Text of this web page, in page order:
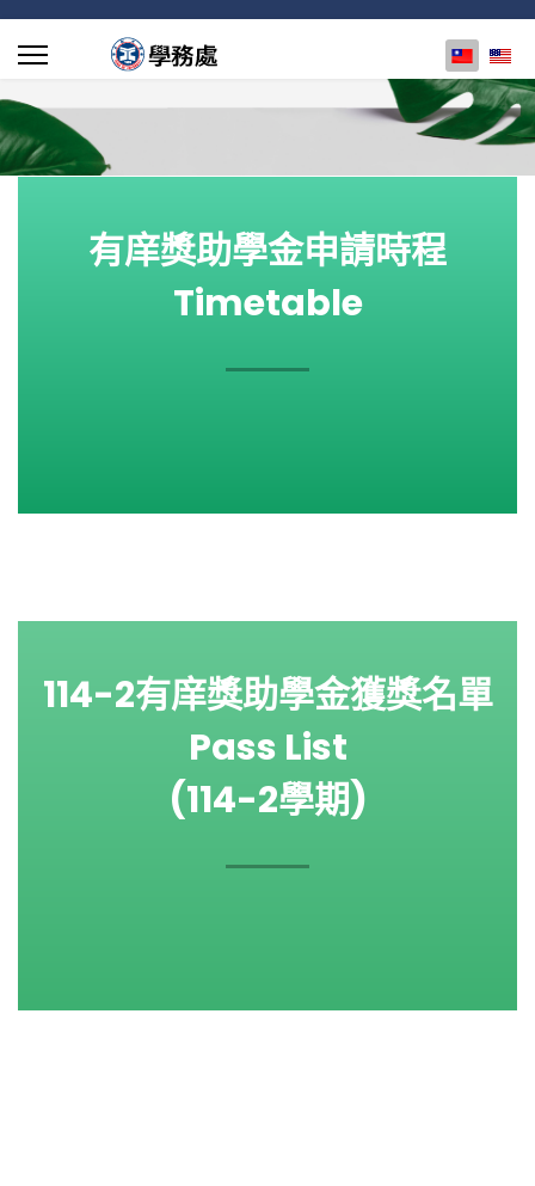
選擇你的
有庠獎助學金申請時程
Timetable
114-2有庠獎助學金獲獎名單
Pass List
(114-2學期)